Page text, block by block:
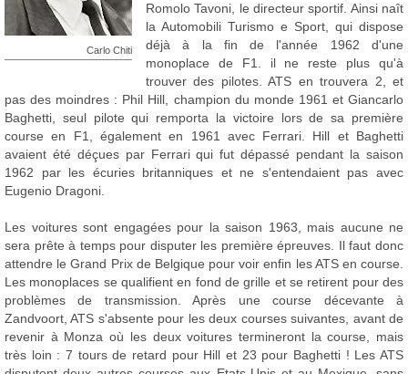
Carlo Chiti
Romolo Tavoni, le directeur sportif. Ainsi naît
la Automobili Turismo e Sport, qui dispose
déjà à la fin de l'année 1962 d'une
monoplace de F1. il ne reste plus qu'à
trouver des pilotes. ATS en trouvera 2, et
pas des moindres : Phil Hill, champion du monde 1961 et Giancarlo
Baghetti, seul pilote qui remporta la victoire lors de sa première
course en F1, également en 1961 avec Ferrari. Hill et Baghetti
avaient été déçues par Ferrari qui fut dépassé pendant la saison
1962 par les écuries britanniques et ne s'entendaient pas avec
Eugenio Dragoni.
Les voitures sont engagées pour la saison 1963, mais aucune ne
sera prête à temps pour disputer les première épreuves. Il faut donc
attendre le Grand Prix de Belgique pour voir enfin les ATS en course.
Les monoplaces se qualifient en fond de grille et se retirent pour des
problèmes de transmission. Après une course décevante à
Zandvoort, ATS s'absente pour les deux courses suivantes, avant de
revenir à Monza où les deux voitures termineront la course, mais
très loin : 7 tours de retard pour Hill et 23 pour Baghetti ! Les ATS